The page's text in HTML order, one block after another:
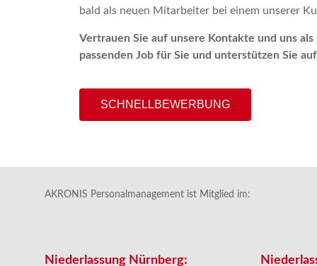
bald als neuen Mitarbeiter bei einem unserer
Vertrauen Sie auf unsere Kontakte und uns
passenden Job für Sie und unterstützen Sie
SCHNELLBEWERBUNG
AKRONIS Personalmanagement ist Mitglied im:
Niederlassung Nürnberg: